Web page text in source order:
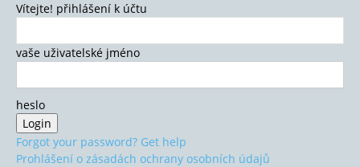
Vítejte! přihlášení k účtu
vaše uživatelské jméno
heslo
Forgot your password? Get help
Prohlášení o zásadách ochrany osobních údajů